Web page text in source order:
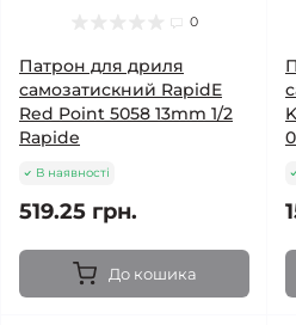
0
Патрон для дриля
самозатискний RapidE
Red Point 5058 13mm 1/2
Rapide
В наявності
519.25 грн.
До кошика